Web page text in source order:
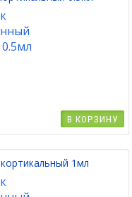
В КОРЗИНУ
1мл